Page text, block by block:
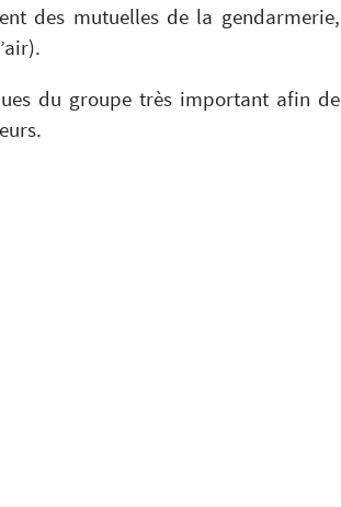
des mutuelles de la gendarmerie,
du groupe très important afin de